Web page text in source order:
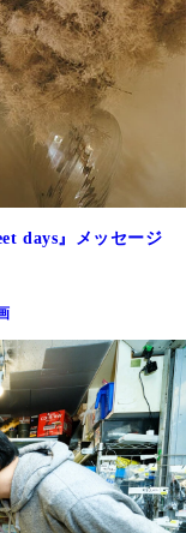
days』メッセージ